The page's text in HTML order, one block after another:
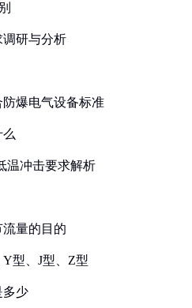
研与分析
爆电气设备标准
温冲击要求解析
量的目的
型、J型、Z型
多少